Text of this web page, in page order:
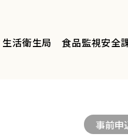
活衛生局 食品監視安全